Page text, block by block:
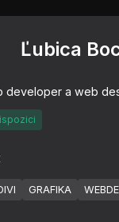
Ľubica
developer a web
GRAFIKA